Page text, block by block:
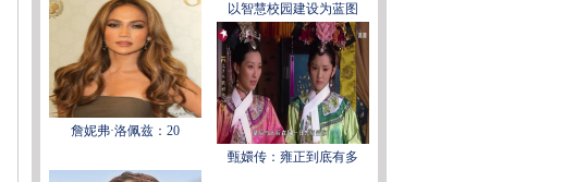
詹妮弗·洛佩兹：20
以智慧校园建设为蓝图
甄嬛传：雍正到底有多